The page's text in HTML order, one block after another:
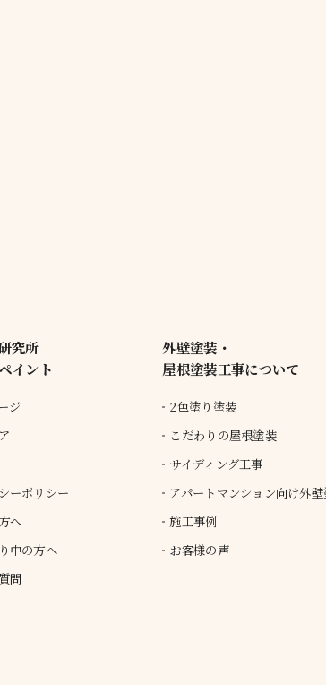
究所
イント
ジ
ーポリシー
へ
中の方へ
問
外壁塗装・
屋根塗装工事について
2色塗り塗装
こだわりの屋根塗装
サイディング工事
アパートマンション向け外
施工事例
お客様の声